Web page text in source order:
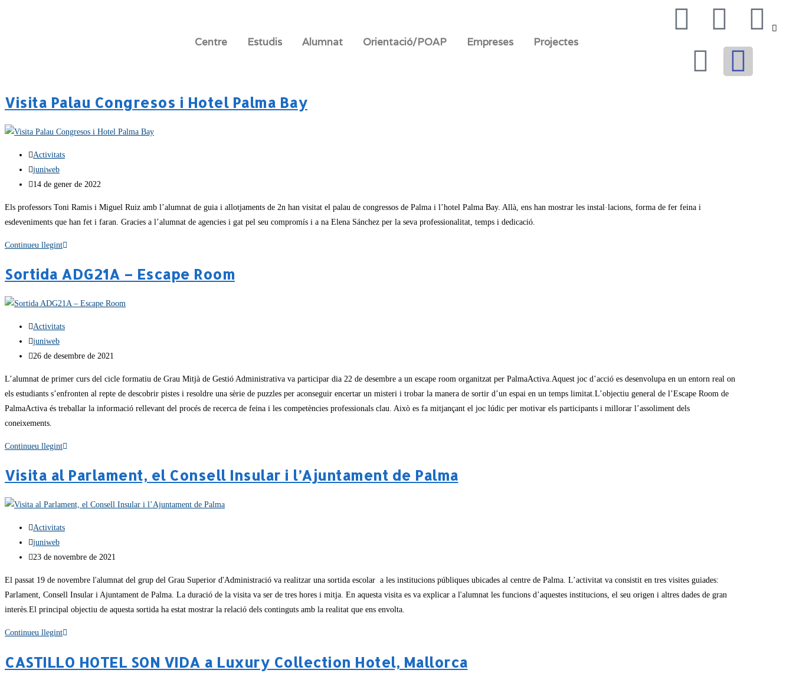
Centre Estudis Alumnat Orientació/POAP Empreses Projectes
Visita Palau Congresos i Hotel Palma Bay
Activitats
juniweb
14 de gener de 2022
Els professors Toni Ramis i Miguel Ruiz amb l’alumnat de guia i allotjaments de 2n han visitat el palau de congressos de Palma i l’hotel Palma Bay. Allà, ens han mostrar les instal·lacions, forma de fer feina i
esdeveniments que han fet i faran. Gracies a l’alumnat de agencies i gat pel seu compromís i a na Elena Sánchez per la seva professionalitat, temps i dedicació.
Continueu llegint
Sortida ADG21A – Escape Room
Activitats
juniweb
26 de desembre de 2021
L’alumnat de primer curs del cicle formatiu de Grau Mitjà de Gestió Administrativa va participar dia 22 de desembre a un escape room organitzat per PalmaActiva.Aquest joc d’acció es desenvolupa en un entorn real on
els estudiants s’enfronten al repte de descobrir pistes i resoldre una sèrie de puzzles per aconseguir encertar un misteri i trobar la manera de sortir d’un espai en un temps limitat.L’objectiu general de l’Escape Room de
PalmaActiva és treballar la informació rellevant del procés de recerca de feina i les competències professionals clau. Això es fa mitjançant el joc lúdic per motivar els participants i millorar l’assoliment dels
coneixements.
Continueu llegint
Visita al Parlament, el Consell Insular i l’Ajuntament de Palma
Activitats
juniweb
23 de novembre de 2021
El passat 19 de novembre l'alumnat del grup del Grau Superior d'Administració va realitzar una sortida escolar a les institucions públiques ubicades al centre de Palma. L’activitat va consistit en tres visites guiades:
Parlament, Consell Insular i Ajuntament de Palma. La duració de la visita va ser de tres hores i mitja. En aquesta visita es va explicar a l'alumnat les funcions d’aquestes institucions, el seu origen i altres dades de gran
interès.El principal objectiu de aquesta sortida ha estat mostrar la relació dels continguts amb la realitat que ens envolta.
Continueu llegint
CASTILLO HOTEL SON VIDA a Luxury Collection Hotel, Mallorca